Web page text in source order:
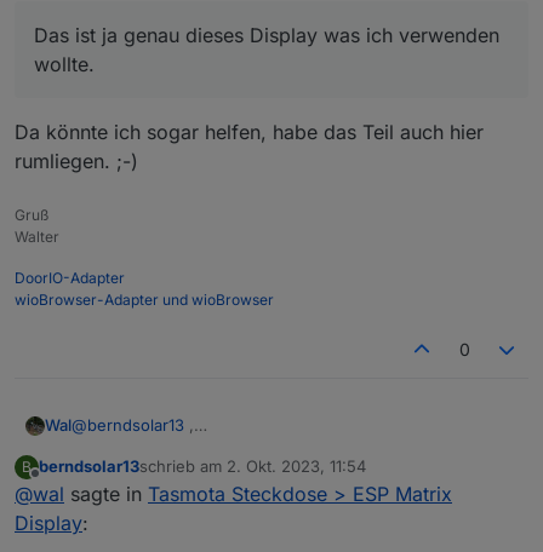
die Kommunikation unter 2 Tasmotas verstehen :)
Das ist ja genau dieses Display was ich verwenden
wollte.
Da könnte ich sogar helfen, habe das Teil auch hier
rumliegen. ;-)
Gruß
Walter
DoorIO-Adapter
wioBrowser-Adapter und wioBrowser
0
Wal@berndsolar13
das mit globalen Variablen einfach.
Hier sende ich vom Hichi Stromzähler die aktuelle Leistung
zu einem anderen Tasmota-Gerät über Skript.
Empfänger:
>D
B
Offline
berndsolar13schrieb am 2. Okt. 2023, 11:54
zuletzt editiert von
@wal sagte in Tasmota Steckdose > ESP Matrix
Display: